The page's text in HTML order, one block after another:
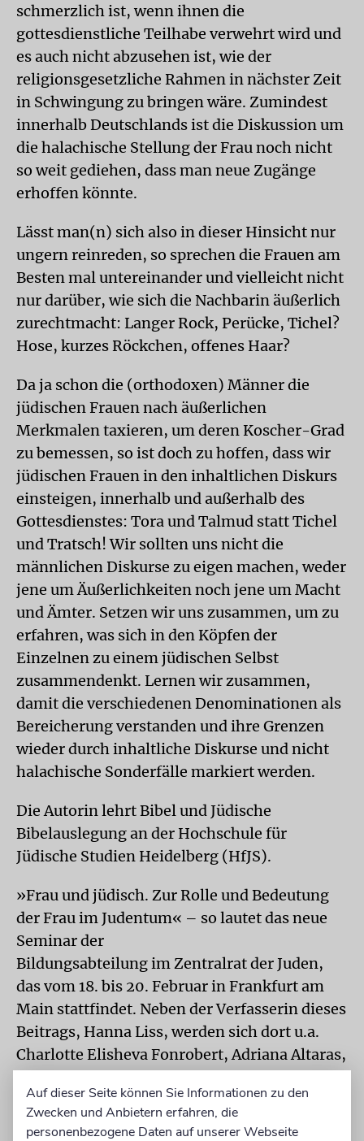
schmerzlich ist, wenn ihnen die
gottesdienstliche Teilhabe verwehrt wird und
es auch nicht abzusehen ist, wie der
religionsgesetzliche Rahmen in nächster Zeit
in Schwingung zu bringen wäre. Zumindest
innerhalb Deutschlands ist die Diskussion um
die halachische Stellung der Frau noch nicht
so weit gediehen, dass man neue Zugänge
erhoffen könnte.
Lässt man(n) sich also in dieser Hinsicht nur
ungern reinreden, so sprechen die Frauen am
Besten mal untereinander und vielleicht nicht
nur darüber, wie sich die Nachbarin äußerlich
zurechtmacht: Langer Rock, Perücke, Tichel?
Hose, kurzes Röckchen, offenes Haar?
Da ja schon die (orthodoxen) Männer die
jüdischen Frauen nach äußerlichen
Merkmalen taxieren, um deren Koscher-Grad
zu bemessen, so ist doch zu hoffen, dass wir
jüdischen Frauen in den inhaltlichen Diskurs
einsteigen, innerhalb und außerhalb des
Gottesdienstes: Tora und Talmud statt Tichel
und Tratsch! Wir sollten uns nicht die
männlichen Diskurse zu eigen machen, weder
jene um Äußerlichkeiten noch jene um Macht
und Ämter. Setzen wir uns zusammen, um zu
erfahren, was sich in den Köpfen der
Einzelnen zu einem jüdischen Selbst
zusammendenkt. Lernen wir zusammen,
damit die verschiedenen Denominationen als
Bereicherung verstanden und ihre Grenzen
wieder durch inhaltliche Diskurse und nicht
halachische Sonderfälle markiert werden.
Die Autorin lehrt Bibel und Jüdische
Bibelauslegung an der Hochschule für
Jüdische Studien Heidelberg (HfJS).
»Frau und jüdisch. Zur Rolle und Bedeutung
der Frau im Judentum« – so lautet das neue
Seminar der
Bildungsabteilung im Zentralrat der Juden,
das vom 18. bis 20. Februar in Frankfurt am
Main stattfindet. Neben der Verfasserin dieses
Beitrags, Hanna Liss, werden sich dort u.a.
Charlotte Elisheva Fonrobert, Adriana Altaras,
Klapheck, Sara Soussan, Alina Treiger, Bea
Wyler und Ellen Presser mit orthodoxen,
Auf dieser Seite können Sie Informationen zu den
Zwecken und Anbietern erfahren, die
personenbezogene Daten auf unserer Webseite